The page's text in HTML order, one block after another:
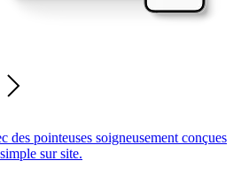
des pointeuses soigneusement conçues
sur site.